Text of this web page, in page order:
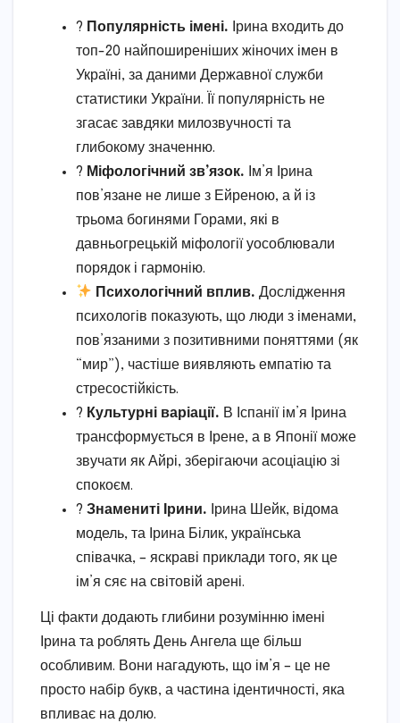
? Популярність імені. Ірина входить до
топ-20 найпоширеніших жіночих імен в
Україні, за даними Державної служби
статистики України. Її популярність не
згасає завдяки милозвучності та
глибокому значенню.
? Міфологічний зв’язок. Ім’я Ірина
пов’язане не лише з Ейреною, а й із
трьома богинями Горами, які в
давньогрецькій міфології уособлювали
порядок і гармонію.
Психологічний вплив. Дослідження
психологів показують, що люди з іменами,
пов’язаними з позитивними поняттями (як
“мир”), частіше виявляють емпатію та
стресостійкість.
? Культурні варіації. В Іспанії ім’я Ірина
трансформується в Ірене, а в Японії може
звучати як Айрі, зберігаючи асоціацію зі
спокоєм.
? Знамениті Ірини. Ірина Шейк, відома
модель, та Ірина Білик, українська
співачка, – яскраві приклади того, як це
ім’я сяє на світовій арені.
Ці факти додають глибини розумінню імені
Ірина та роблять День Ангела ще більш
особливим. Вони нагадують, що ім’я – це не
просто набір букв, а частина ідентичності, яка
впливає на долю.